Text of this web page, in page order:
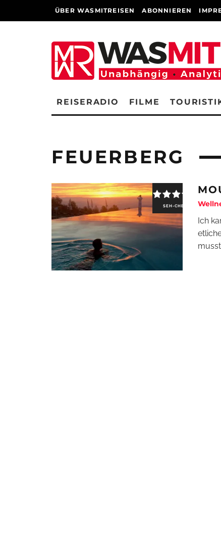
ÜBER WASMITREISEN ABONNIEREN
REISERADIO FILME
FEUERBERG
SEH-CHECK
Ich